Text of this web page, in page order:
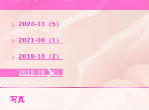
2024-11（5）
2021-08（1）
2018-10（2）
2018-08（2）
写真